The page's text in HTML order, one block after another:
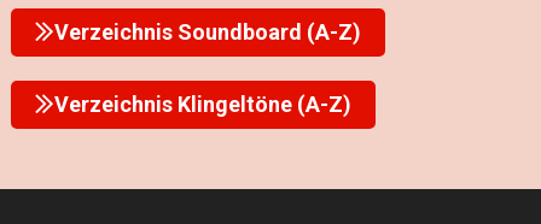
Verzeichnis Soundboard (A-Z)
Verzeichnis Klingeltöne (A-Z)